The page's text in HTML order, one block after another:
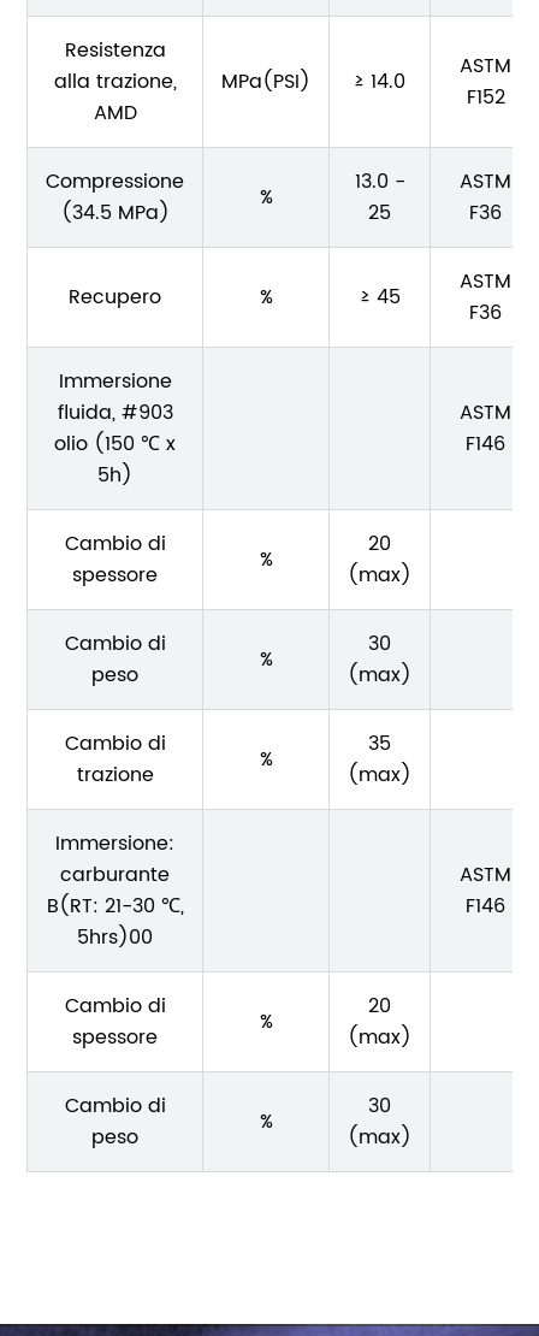
Resistenza
alla trazione,
AMD
MPa(PSI) ≥ 14.0
ASTM
F152
Compressione
(34.5 MPa)
%
13.0 -
25
ASTM
F36
Recupero % ≥ 45
ASTM
F36
Immersione
fluida, #903
olio (150 ℃ x
5h)
ASTM
F146
Cambio di
spessore
%
20
(max)
Cambio di
peso
%
30
(max)
Cambio di
trazione
%
35
(max)
Immersione:
carburante
B(RT: 21-30 ℃,
5hrs)00
ASTM
F146
Cambio di
spessore
%
20
(max)
Cambio di
peso
%
30
(max)